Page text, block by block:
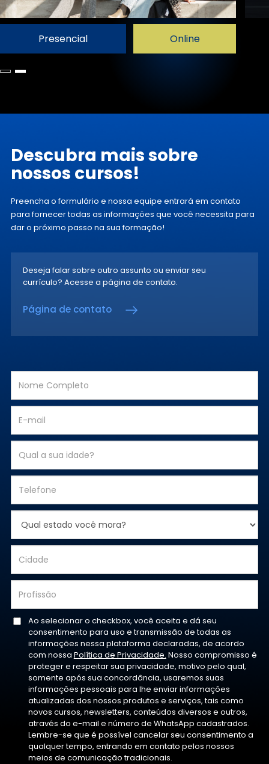
Presencial Online
Descubra maissobre
nossos cursos!
Preencha o formulário e nossa equipe entrará em contato
parafornecer todas as informações que você necessita para
dar o próximo passo na sua formação!
Deseja falar sobre outro assunto ou enviar seu
currículo? Acesse a página de contato.
Página de contato
Ao selecionar o checkbox, você aceita e dá seu
consentimento para uso e transmissão de todas as
informações nessa plataforma declaradas, de acordo
com nossa Política de Privacidade. Nosso compromisso é
proteger e respeitar sua privacidade, motivo pelo qual,
somente após sua concordância, usaremos suas
informações pessoais para lhe enviar informações
atualizadas dos nossos produtos e serviços, tais como
novos cursos, newsletters, conteúdos diversos e outros,
através do e-mail e número de WhatsApp cadastrados.
Lembre-se que é possível cancelar seu consentimento a
qualquer tempo, entrando em contato pelos nossos
meios de comunicação tradicionais.